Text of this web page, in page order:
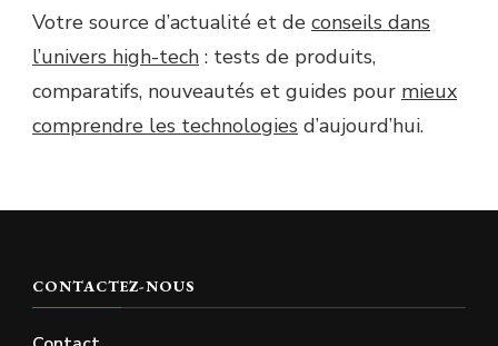
Votre source d’actualité et de conseils dans
l’univers high-tech : tests de produits,
comparatifs, nouveautés et guides pour mieux
comprendre les technologies d’aujourd’hui.
CONTACTEZ-NOUS